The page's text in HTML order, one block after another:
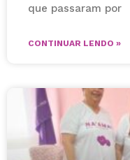
que passaram por
CONTINUAR LENDO »